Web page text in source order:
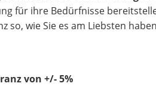
für ihre Bedürfnisse
so, wie Sie es am Liebsten
von +/- 5%